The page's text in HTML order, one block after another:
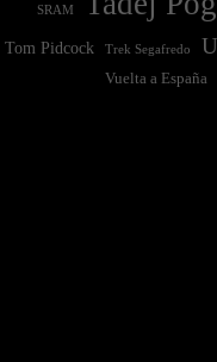
SRAM
Tom Pidcock Trek Segafredo
Vuelta a España